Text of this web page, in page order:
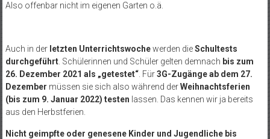
Also offenbar nicht im eigenen Garten o.ä.
Auch in der letzten Unterrichtswochewerden dieSchultests
durchgeführt. Schülerinnen und Schüler gelten demnach bis zum
26. Dezember 2021 als „getestet“. Für3G-Zugängeab dem 27.
Dezember müssen sie sich also während derWeihnachtsferien
(bis zum 9. Januar 2022) testen lassen. Das kennen wir ja bereits
aus den Herbstferien.
Nicht geimpfte oder genesene Kinder und Jugendliche bis